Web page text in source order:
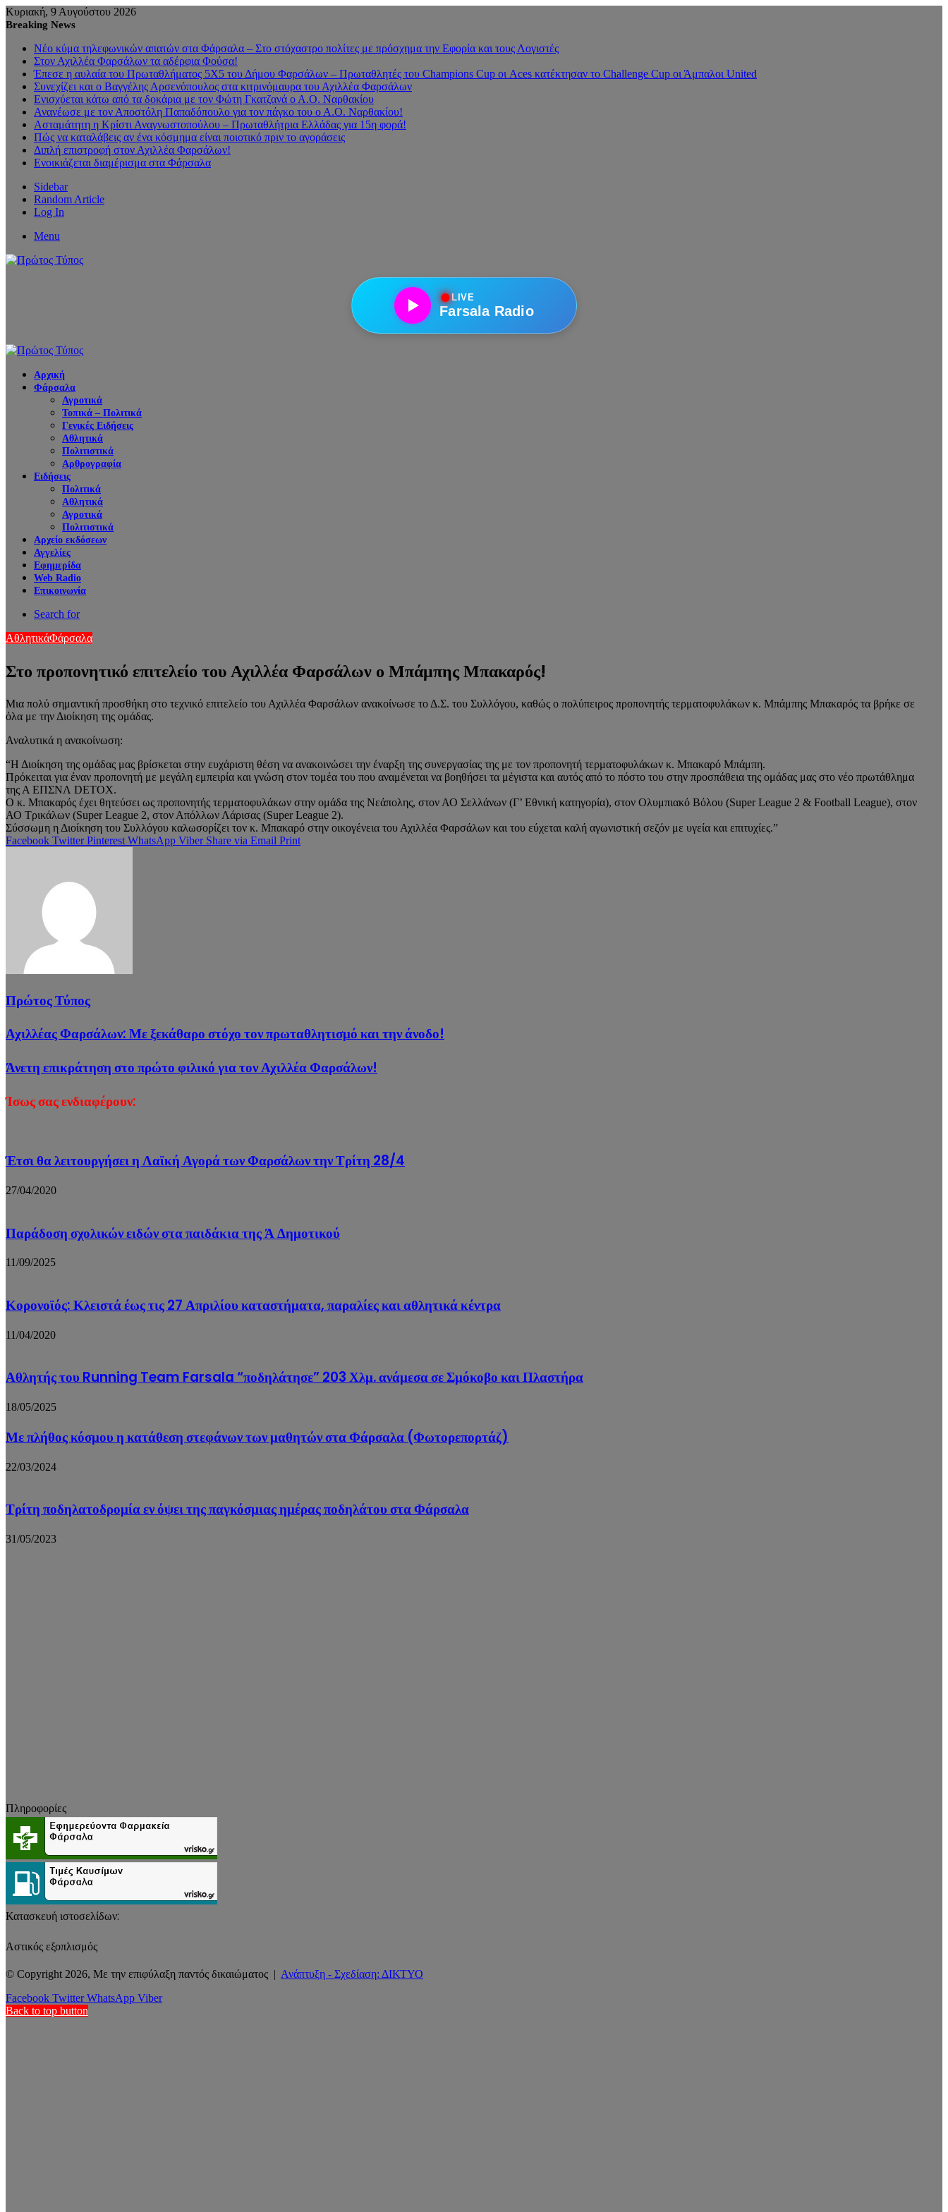
Κυριακή, 9 Αυγούστου 2026
Breaking News
Νέο κύμα τηλεφωνικών απατών στα Φάρσαλα – Στο στόχαστρο πολίτες με πρόσχημα την Εφορία και τους Λογιστές
Στον Αχιλλέα Φαρσάλων τα αδέρφια Φούσα!
Έπεσε η αυλαία του Πρωταθλήματος 5Χ5 του Δήμου Φαρσάλων – Πρωταθλητές του Champions Cup οι Aces κατέκτησαν το Challenge Cup οι Άμπαλοι United
Συνεχίζει και ο Βαγγέλης Αρσενόπουλος στα κιτρινόμαυρα του Αχιλλέα Φαρσάλων
Ενισχύεται κάτω από τα δοκάρια με τον Φώτη Γκατζανά ο Α.Ο. Ναρθακίου
Ανανέωσε με τον Αποστόλη Παπαδόπουλο για τον πάγκο του ο Α.Ο. Ναρθακίου!
Ασταμάτητη η Κρίστι Αναγνωστοπούλου – Πρωταθλήτρια Ελλάδας για 15η φορά!
Πώς να καταλάβεις αν ένα κόσμημα είναι ποιοτικό πριν το αγοράσεις
Διπλή επιστροφή στον Αχιλλέα Φαρσάλων!
Ενοικιάζεται διαμέρισμα στα Φάρσαλα
Sidebar
Random Article
Log In
Menu
●LIVE
Farsala Radio
Αρχική
Φάρσαλα
Αγροτικά
Τοπικά – Πολιτικά
Γενικές Ειδήσεις
Αθλητικά
Πολιτιστικά
Αρθρογραφία
Ειδήσεις
Πολιτικά
Αθλητικά
Αγροτικά
Πολιτιστικά
Αρχείο εκδόσεων
Αγγελίες
Εφημερίδα
Web Radio
Επικοινωνία
Search for
ΑθλητικάΦάρσαλα
Στο προπονητικό επιτελείο του Αχιλλέα Φαρσάλων ο Μπάμπης Μπακαρός!
Μια πολύ σημαντική προσθήκη στο τεχνικό επιτελείο του Αχιλλέα Φαρσάλων ανακοίνωσε το Δ.Σ. του Συλλόγου, καθώς ο πολύπειρος προπονητής τερματοφυλάκων κ. Μπάμπης Μπακαρός τα βρήκε σε
όλα με την Διοίκηση της ομάδας.
Αναλυτικά η ανακοίνωση:
“Η Διοίκηση της ομάδας μας βρίσκεται στην ευχάριστη θέση να ανακοινώσει την έναρξη της συνεργασίας της με τον προπονητή τερματοφυλάκων κ. Μπακαρό Μπάμπη.
Πρόκειται για έναν προπονητή με μεγάλη εμπειρία και γνώση στον τομέα του που αναμένεται να βοηθήσει τα μέγιστα και αυτός από το πόστο του στην προσπάθεια της ομάδας μας στο νέο πρωτάθλημα
της Α ΕΠΣΝΛ DETOX.
Ο κ. Μπακαρός έχει θητεύσει ως προπονητής τερματοφυλάκων στην ομάδα της Νεάπολης, στον ΑΟ Σελλάνων (Γ’ Εθνική κατηγορία), στον Ολυμπιακό Βόλου (Super League 2 & Football League), στον
ΑΟ Τρικάλων (Super League 2, στον Απόλλων Λάρισας (Super League 2).
Σύσσωμη η Διοίκηση του Συλλόγου καλωσορίζει τον κ. Μπακαρό στην οικογένεια του Αχιλλέα Φαρσάλων και του εύχεται καλή αγωνιστική σεζόν με υγεία και επιτυχίες.”
Facebook Twitter Pinterest WhatsApp Viber Share via Email Print
Πρώτος Τύπος
Αχιλλέας Φαρσάλων: Με ξεκάθαρο στόχο τον πρωταθλητισμό και την άνοδο!
Άνετη επικράτηση στο πρώτο φιλικό για τον Αχιλλέα Φαρσάλων!
Ίσως σας ενδιαφέρουν:
Έτσι θα λειτουργήσει η Λαϊκή Αγορά των Φαρσάλων την Τρίτη 28/4
27/04/2020
Παράδοση σχολικών ειδών στα παιδάκια της Ά Δημοτικού
11/09/2025
Κορονοϊός: Κλειστά έως τις 27 Απριλίου καταστήματα, παραλίες και αθλητικά κέντρα
11/04/2020
Αθλητής του Running Team Farsala “ποδηλάτησε” 203 Χλμ. ανάμεσα σε Σμόκοβο και Πλαστήρα
18/05/2025
Με πλήθος κόσμου η κατάθεση στεφάνων των μαθητών στα Φάρσαλα (Φωτορεπορτάζ)
22/03/2024
Τρίτη ποδηλατοδρομία εν όψει της παγκόσμιας ημέρας ποδηλάτου στα Φάρσαλα
31/05/2023
Πληροφορίες
Κατασκευή ιστοσελίδων:
Αστικός εξοπλισμός
© Copyright 2026, Με την επιφύλαξη παντός δικαιώματος | Ανάπτυξη - Σχεδίαση: ΔΙΚΤΥΟ
Facebook Twitter WhatsApp Viber
Back to top button